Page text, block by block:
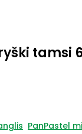
tamsi
PanPastel